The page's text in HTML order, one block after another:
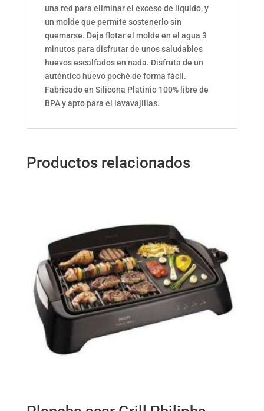
una red para eliminar el exceso de líquido, y
un molde que permite sostenerlo sin
quemarse. Deja flotar el molde en el agua 3
minutos para disfrutar de unos saludables
huevos escalfados en nada. Disfruta de un
auténtico huevo poché de forma fácil.
Fabricado en Silicona Platinio 100% libre de
BPA y apto para el lavavajillas.
Productos relacionados